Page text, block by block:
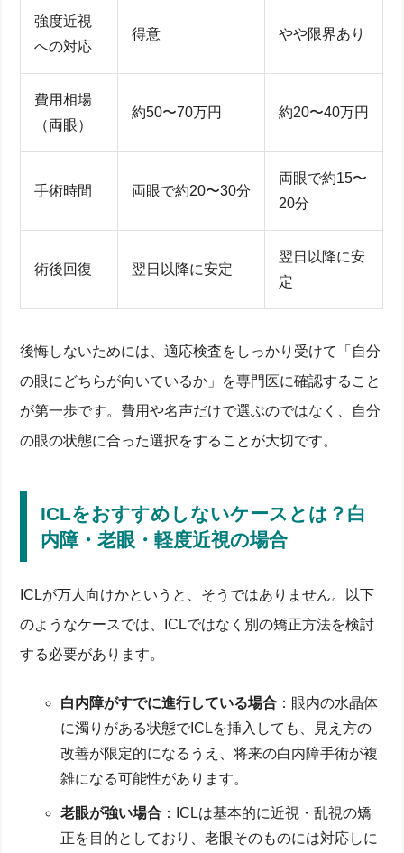
強度近視
への対応
得意 やや限界あり
費用相場
（両眼）
約50〜70万円 約20〜40万円
手術時間 両眼で約20〜30分
両眼で約15〜
20分
術後回復 翌日以降に安定
翌日以降に安
定
後悔しないためには、適応検査をしっかり受けて「自分
の眼にどちらが向いているか」を専門医に確認すること
が第一歩です。費用や名声だけで選ぶのではなく、自分
の眼の状態に合った選択をすることが大切です。
ICLをおすすめしないケースとは？白
内障・老眼・軽度近視の場合
ICLが万人向けかというと、そうではありません。以下
のようなケースでは、ICLではなく別の矯正方法を検討
する必要があります。
白内障がすでに進行している場合 ：眼内の水晶体
に濁りがある状態でICLを挿入しても、見え方の
改善が限定的になるうえ、将来の白内障手術が複
雑になる可能性があります。
老眼が強い場合 ：ICLは基本的に近視・乱視の矯
正を目的としており、老眼そのものには対応しに